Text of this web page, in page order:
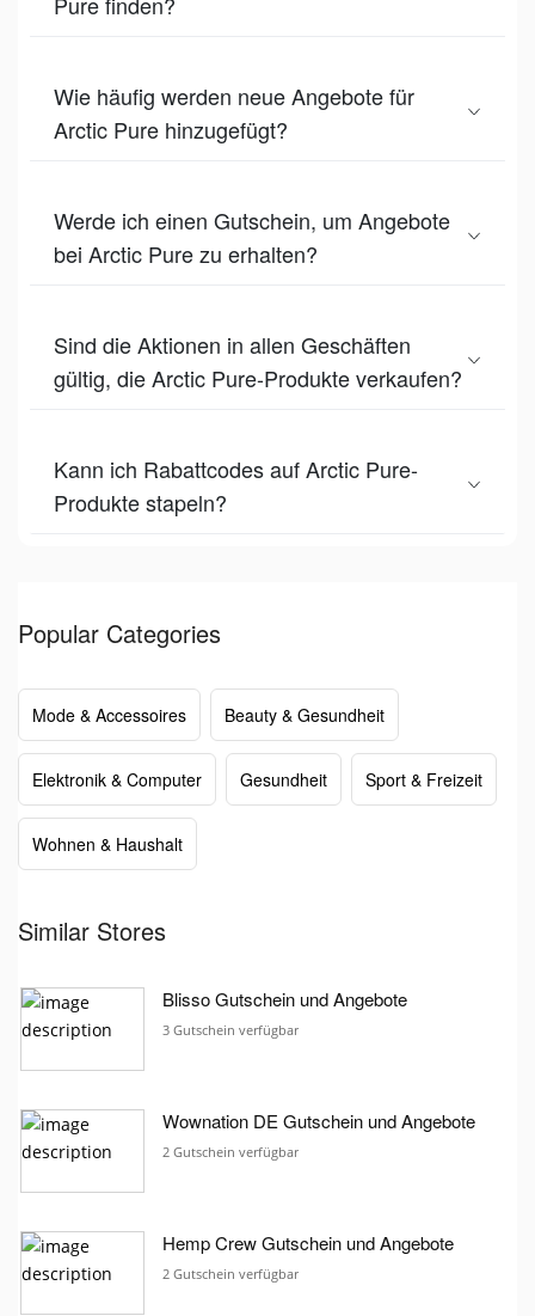
Wie häufig werden neue Angebote für
Arctic Pure hinzugefügt?
Werde ich einen Gutschein, um Angebote
bei Arctic Pure zu erhalten?
Sind die Aktionen in allen Geschäften
gültig, die Arctic Pure-Produkte verkaufen?
Kann ich Rabattcodes auf Arctic Pure-
Produkte stapeln?
Popular Categories
Mode & Accessoires Beauty & Gesundheit
Elektronik & Computer Gesundheit Sport & Freizeit
Wohnen & Haushalt
Similar Stores
Blisso Gutschein und Angebote
3 Gutschein verfügbar
Wownation DE Gutschein und Angebote
2 Gutschein verfügbar
Hemp Crew Gutschein und Angebote
2 Gutschein verfügbar